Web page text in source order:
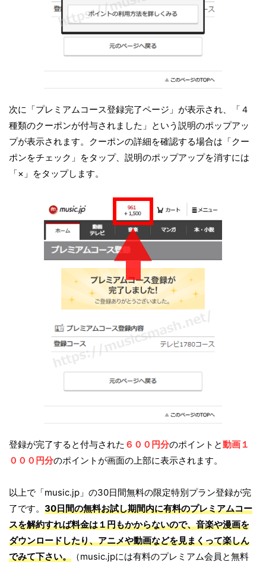
次に「プレミアムコース登録完了ページ」が表示され、「４
種類のクーポンが付与されました」という説明のポップアッ
プが表示されます。クーポンの詳細を確認する場合は「クー
ポンをチェック」をタップ、説明のポップアップを消すには
「×」をタップします。
登録が完了すると付与された ６００円分のポイントと動画１
０００円分のポイントが画面の上部に表示されます。
以上で「music.jp」の30日間無料の限定特別プラン登録が完
了です。 30日間の無料お試し期間内に有料のプレミアムコー
スを解約すれば料金は１円もかからないので、音楽や漫画を
ダウンロードしたり、アニメや動画などを見まくって楽しん
でみて下さい。 （music.jpには有料のプレミアム会員と無料